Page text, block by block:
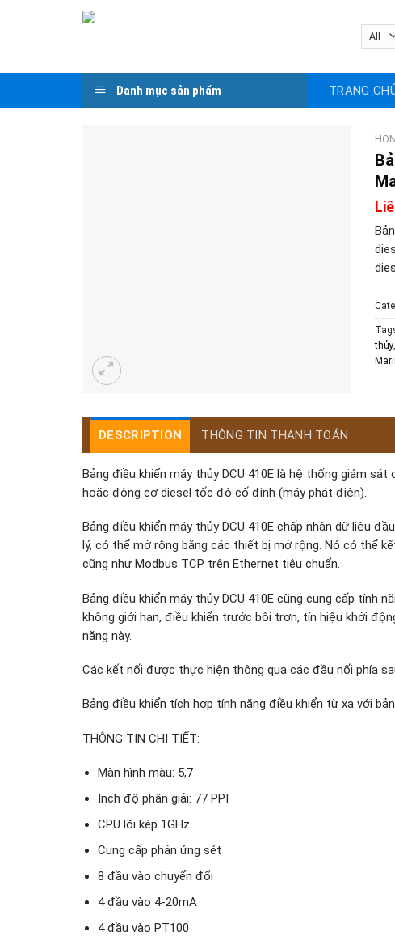
Danh mục sản phẩm TRANG
thủy
DESCRIPTION THÔNG TIN THANH TOÁN
Bảng điều khiển máy thủy DCU 410E là hệ thống giám
hoặc động cơ diesel tốc độ cố định (máy phát điện).
Bảng điều khiển máy thủy DCU 410E chấp nhận dữ liệu
lý, có thể mở rộng bằng các thiết bị mở rộng. Nó có thể
cũng như Modbus TCP trên Ethernet tiêu chuẩn.
Bảng điều khiển máy thủy DCU 410E cũng cung cấp tính
không giới hạn, điều khiển trước bôi trơn, tín hiệu khởi
năng này.
Các kết nối được thực hiện thông qua các đầu nối phía
Bảng điều khiển tích hợp tính năng điều khiển từ xa với
THÔNG TIN CHI TIẾT:
Màn hình màu: 5,7
Inch độ phân giải: 77 PPI
CPU lõi kép 1GHz
Cung cấp phản ứng sét
8 đầu vào chuyển đổi
4 đầu vào 4-20mA
4 đầu vào PT100